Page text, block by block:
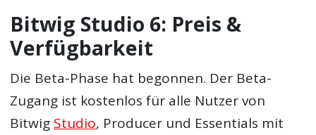
Bitwig Studio 6: Preis &
Verfügbarkeit
Die Beta-Phase hat begonnen. Der Beta-
Zugang ist kostenlos für alle Nutzer von
Bitwig Studio, Producer und Essentials mit